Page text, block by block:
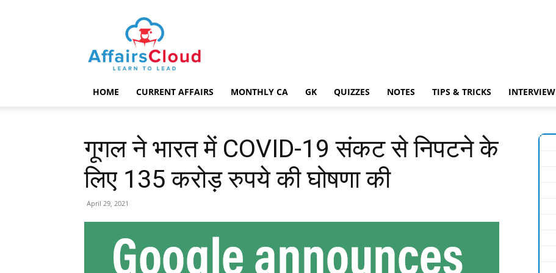
AffairsCloud.com
HOME CURRENT AFFAIRS MONTHLY CA GK QUIZZES NOTES TIPS & TRICKS INTERVIEW
गूगल ने भारत में COVID-19 संकट से निपटने के
लिए 135 करोड़ रुपये की घोषणा की
April 29, 2021